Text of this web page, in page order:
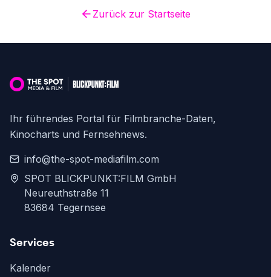
Zurück zur Startseite
Ihr führendes Portal für Filmbranche-Daten,
Kinocharts und Fernsehnews.
info@the-spot-mediafilm.com
SPOT BLICKPUNKT:FILM GmbH
Neureuthstraße 11
83684 Tegernsee
Services
Kalender